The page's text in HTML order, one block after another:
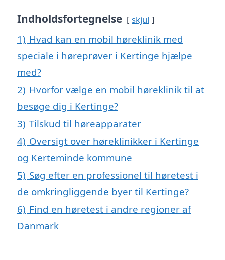
Indholdsfortegnelse skjul
1) Hvad kan en mobil høreklinik med
speciale i høreprøver i Kertinge hjælpe
med?
2) Hvorfor vælge en mobil høreklinik til at
besøge dig i Kertinge?
3) Tilskud til høreapparater
4) Oversigt over høreklinikker i Kertinge
og Kerteminde kommune
5) Søg efter en professionel til høretest i
de omkringliggende byer til Kertinge?
6) Find en høretest i andre regioner af
Danmark